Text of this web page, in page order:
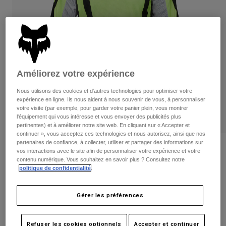
Pantalons
Shorts
Vestes
Gants
Protections
Masques
Chaussettes
Accessoires
Pièces de rechange
Pantalons
Gants
Masques
Chaussettes
Sacs et accessoires
Chemises
Voir tout
Femme
T-shirts et tops
Sweats et Pulls
Vestes
Pantalons
Chemises
Voir tout
Enfants
Masques
Chaussettes
Voir tout
Moto
Casques
Maillots
Pantalons
Bottes
Protections
Masques
Avis
Maillot 180 Lean - Junior
Price reduced from
34,99 €to20,99 € 40% OFF
Améliorez votre expérience
Nous utilisons des cookies et d'autres technologies pour optimiser votre
expérience en ligne. Ils nous aident à nous souvenir de vous, à personnaliser
votre visite (par exemple, pour garder votre panier plein, vous montrer
l'équipement qui vous intéresse et vous envoyer des publicités plus
pertinentes) et à améliorer notre site web. En cliquant sur « Accepter et
continuer », vous acceptez ces technologies et nous autorisez, ainsi que nos
partenaires de confiance, à collecter, utiliser et partager des informations sur
vos interactions avec le site afin de personnaliser votre expérience et votre
contenu numérique. Vous souhaitez en savoir plus ? Consultez notre
politique de confidentialité
Gérer les préférences
Refuser les cookies optionnels Accepter et continuer